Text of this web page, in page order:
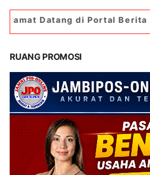
di Portal Berita Jambipos
RUANG PROMOSI